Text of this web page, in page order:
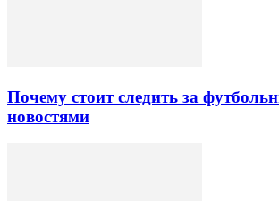
Почему стоит следить за
новостями